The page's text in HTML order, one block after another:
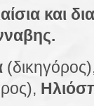
και
(